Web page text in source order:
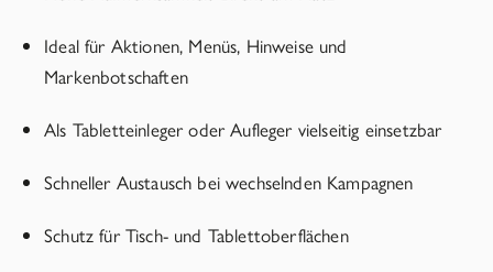
Ideal für Aktionen, Menüs, Hinweise und
Markenbotschaften
Als Tabletteinleger oder Aufleger vielseitig einsetzbar
Schneller Austausch bei wechselnden Kampagnen
Schutz für Tisch- und Tablettoberflächen